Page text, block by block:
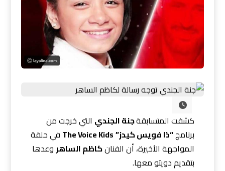
كشفت المتسابقةجنة الجندي التي خرجت من
برنامج“ذا فويس كيدز”The Voice Kids في حلقة
المواجهة الأخيرة، أن الفنانكاظم الساهروعدها
بتقديم دويتو معها.